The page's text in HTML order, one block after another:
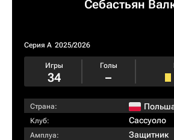
Себастьян
Серия А 2025/2026
Игры
34
Голы
–
Страна:
Клуб: Сассуоло
Амплуа: Защитник